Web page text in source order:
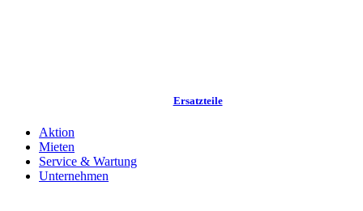
Ersatzteile
Aktion
Mieten
Service & Wartung
Unternehmen